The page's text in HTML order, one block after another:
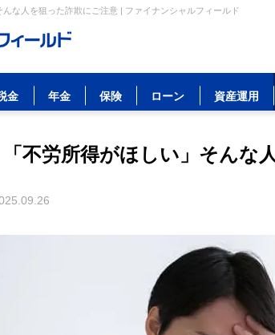
んな人を狙った詐欺にご注意 | ファイナンシャルフィールド
金 年金 保険 ローン 資産運用
「不労所得がほしい」そんな